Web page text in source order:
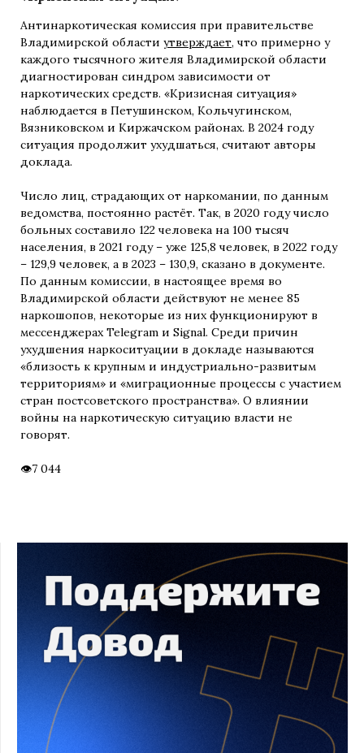
Антинаркотическая комиссия при правительстве
Владимирской области утверждает, что примерно у
каждого тысячного жителя Владимирской области
диагностирован синдром зависимости от
наркотических средств. «Кризисная ситуация»
наблюдается в Петушинском, Кольчугинском,
Вязниковском и Киржачском районах. В 2024 году
ситуация продолжит ухудшаться, считают авторы
доклада.
Число лиц, страдающих от наркомании, по данным
ведомства, постоянно растёт. Так, в 2020 году число
больных составило 122 человека на 100 тысяч
населения, в 2021 году – уже 125,8 человек, в 2022 году
– 129,9 человек, а в 2023 – 130,9, сказано в документе.
По данным комиссии, в настоящее время во
Владимирской области действуют не менее 85
наркошопов, некоторые из них функционируют в
мессенджерах Telegram и Signal. Среди причин
ухудшения наркоситуации в докладе называются
«близость к крупным и индустриально-развитым
территориям» и «миграционные процессы с участием
стран постсоветского пространства». О влиянии
войны на наркотическую ситуацию власти не
говорят.
7 044